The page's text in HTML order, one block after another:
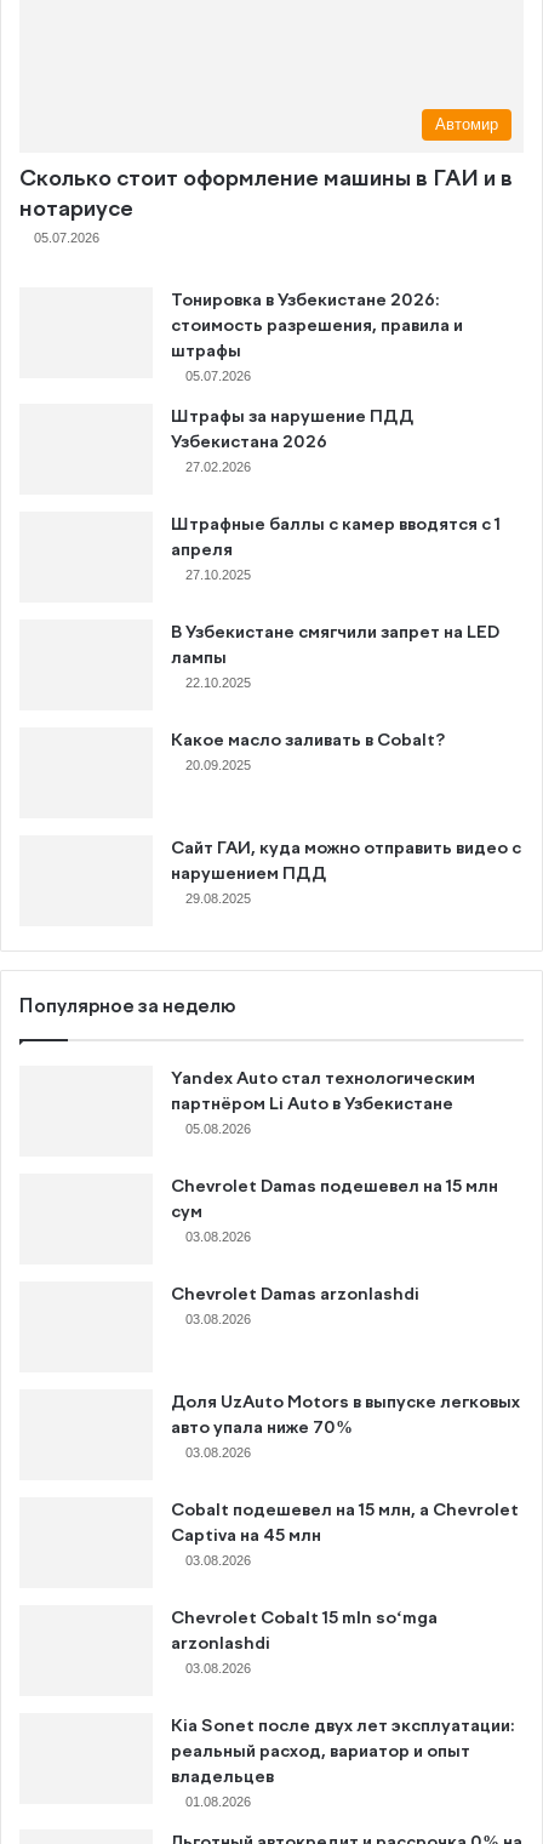
Автомир
Сколько стоит оформление машины в ГАИ и в
нотариусе
05.07.2026
Тонировка в Узбекистане 2026:
стоимость разрешения, правила и
штрафы
05.07.2026
Штрафы за нарушение ПДД
Узбекистана 2026
27.02.2026
Штрафные баллы с камер вводятся с 1
апреля
27.10.2025
В Узбекистане смягчили запрет на LED
лампы
22.10.2025
Какое масло заливать в Cobalt?
20.09.2025
Сайт ГАИ, куда можно отправить видео с
нарушением ПДД
29.08.2025
Популярное за неделю
Yandex Auto стал технологическим
партнёром Li Auto в Узбекистане
05.08.2026
Chevrolet Damas подешевел на 15 млн
сум
03.08.2026
Chevrolet Damas arzonlashdi
03.08.2026
Доля UzAuto Motors в выпуске легковых
авто упала ниже 70%
03.08.2026
Cobalt подешевел на 15 млн, а Chevrolet
Captiva на 45 млн
03.08.2026
Chevrolet Cobalt 15 mln so‘mga
arzonlashdi
03.08.2026
Kia Sonet после двух лет эксплуатации:
реальный расход, вариатор и опыт
владельцев
01.08.2026